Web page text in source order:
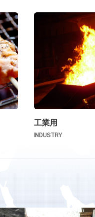
工業用
INDUSTRY